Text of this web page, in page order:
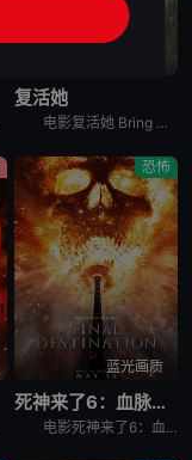
复活她
电影复活她 Bring Her Back讲述的是：一对兄妹在他们新寄养母亲的偏远住所中，发现了一个可怕的仪式。
恐怖
蓝光画质
死神来了6：血脉诅咒
电影死神来了6：血脉诅咒讲述了，大学生史蒂芬妮（凯特琳·桑塔·胡安娜 Kaitlyn Santa Juana 饰）饱受反复出现的暴力恶梦所困扰，于是决定回到家乡，寻找唯一可能打破这个循环的人，并拯